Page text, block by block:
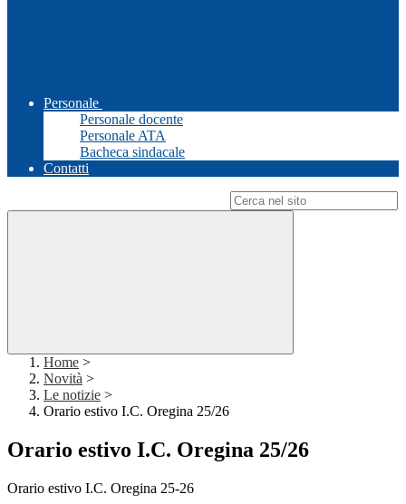
Personale
Personale docente
Personale ATA
Bacheca sindacale
Contatti
Home >
Novità >
Le notizie >
Orario estivo I.C. Oregina 25/26
Orario estivo I.C. Oregina 25/26
Orario estivo I.C. Oregina 25-26